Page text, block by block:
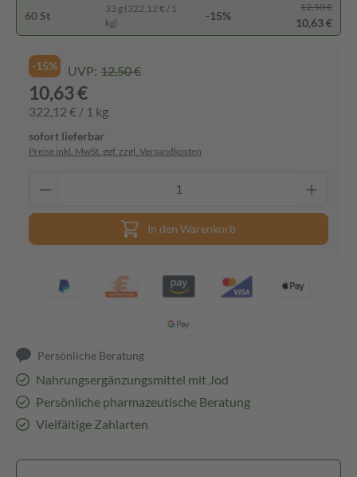
60 St
33 g (322,12 € / 1
kg)
-15%
12,50 €
10,63 €
-15% UVP: 12,50 €
10,63 €
322,12 € / 1 kg
sofort lieferbar
Preise inkl. MwSt. ggf. zzgl. Versandkosten
In den Warenkorb
Persönliche Beratung
Nahrungsergänzungsmittel mit Jod
Persönliche pharmazeutische Beratung
Vielfältige Zahlarten